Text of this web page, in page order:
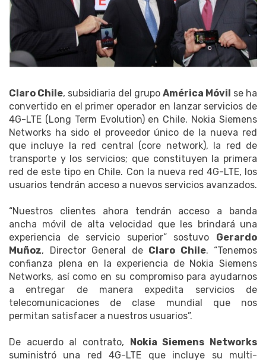
Claro Chile, subsidiaria del grupo América Móvil se ha
convertido en el primer operador en lanzar servicios de
4G-LTE (Long Term Evolution) en Chile. Nokia Siemens
Networks ha sido el proveedor único de la nueva red
que incluye la red central (core network), la red de
transporte y los servicios; que constituyen la primera
red de este tipo en Chile. Con la nueva red 4G-LTE, los
usuarios tendrán acceso a nuevos servicios avanzados.
“Nuestros clientes ahora tendrán acceso a banda
ancha móvil de alta velocidad que les brindará una
experiencia de servicio superior” sostuvo Gerardo
Muñoz, Director General de Claro Chile. “Tenemos
confianza plena en la experiencia de Nokia Siemens
Networks, así como en su compromiso para ayudarnos
a entregar de manera expedita servicios de
telecomunicaciones de clase mundial que nos
permitan satisfacer a nuestros usuarios”.
De acuerdo al contrato, Nokia Siemens Networks
suministró una red 4G-LTE que incluye su multi-